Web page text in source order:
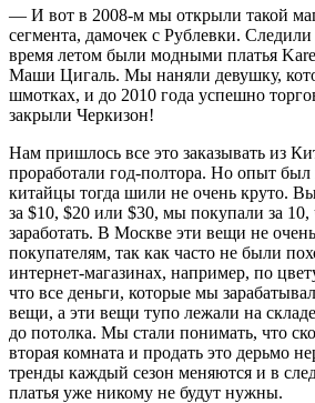
— И вот в 2008-м мы открыли такой
сегмента, дамочек с Рублевки.
время летом были модными платья
Маши Цигаль. Мы наняли девушку,
шмотках, и до 2010 года успешно
закрыли Черкизон!
Нам пришлось все это заказывать из
проработали год-полтора. Но опыт
китайцы тогда шили не очень круто.
за $10, $20 или $30, мы покупали за
заработать. В Москве эти вещи не
покупателям, так как часто не были
интернет-магазинах, например, по
что все деньги, которые мы
вещи, а эти вещи тупо лежали на
до потолка. Мы стали понимать, что
вторая комната и продать это дерьмо
тренды каждый сезон меняются и в
платья уже никому не будут нужны.